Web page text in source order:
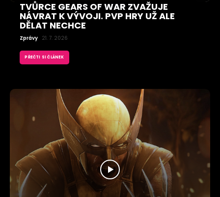
TVŮRCE GEARS OF WAR ZVAŽUJE
NÁVRAT K VÝVOJI. PVP HRY UŽ ALE
DĚLAT NECHCE
Zprávy 21. 7. 2026
PŘEČTI SI ČLÁNEK